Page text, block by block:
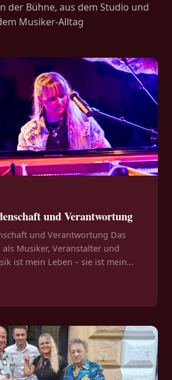
der Bühne, aus dem Studio und
Musiker-Alltag
und Verantwortung
und Verantwortung Das
Musiker, Veranstalter und
ist mein Leben – sie ist mein…